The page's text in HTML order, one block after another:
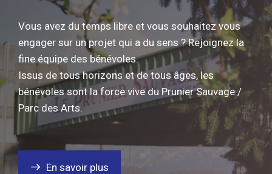
Vous avez du temps libre et vous souhaitez vous
engager sur un projet qui a du sens ? Rejoignez la
fine équipe des bénévoles.
Issus de tous horizons et de tous âges, les
bénévoles sont la force vive du Prunier Sauvage /
Parc des Arts.
En savoir plus